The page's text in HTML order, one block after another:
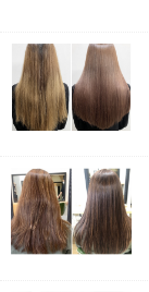
お知らせ (8記事)